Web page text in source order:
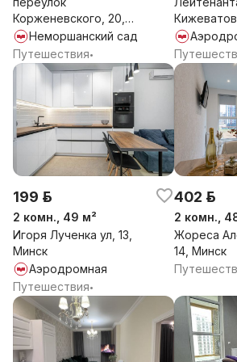
вечеринок! Квартира для
не проведения мероприятий!
Корженевского, 20,
МинскНеморшанский сад
Путешествия•
Минск
199 р.
2 комн., 49 м²
Игоря Лученка ул, 13,
Минск
Аэродромная
Путешествия•
402 р.
2 комн.,
Жореса
14, Минск